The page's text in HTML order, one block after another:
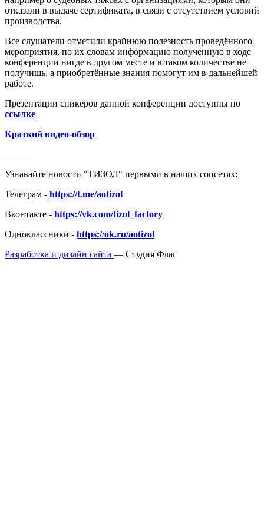
отказали в выдаче сертификата, в связи с отсутствием условий
производства.
Все слушатели отметили крайнюю полезность проведённого
мероприятия, по их словам информацию полученную в ходе
конференции нигде в другом месте и в таком количестве не
получишь, а приобретённые знания помогут им в дальнейшей
работе.
Презентации спикеров данной конференции доступны по
ссылке
Краткий видео-обзор
Узнавайте новости "ТИЗОЛ" первыми в наших соцсетях:
Телеграм - https://t.me/aotizol
Вконтакте - https://vk.com/tizol_factory
Одноклассники - https://ok.ru/aotizol
Разработка и дизайн сайта — Студия Флаг